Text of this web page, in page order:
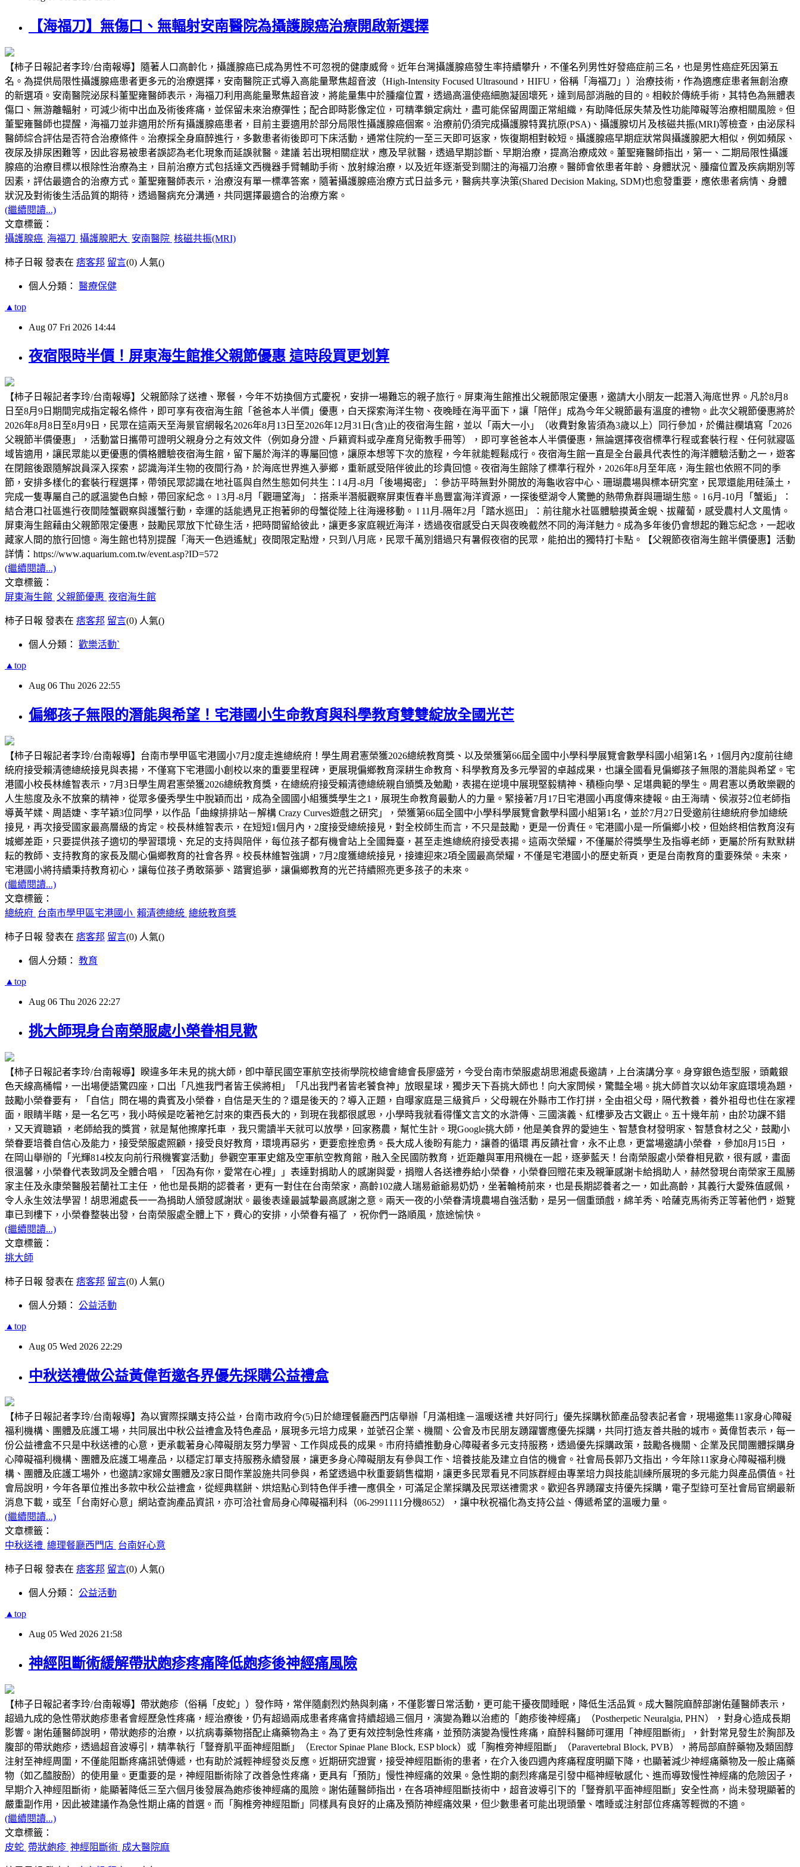
【海福刀】無傷口、無輻射安南醫院為攝護腺癌治療開啟新選擇
【柿子日報記者李玲/台南報導】隨著人口高齡化，攝護腺癌已成為男性不可忽視的健康威脅。近年台灣攝護腺癌發生率持續攀升，不僅名列男性好發癌症前三名，也是男性癌症死因第五
名。為提供局限性攝護腺癌患者更多元的治療選擇，安南醫院正式導入高能量聚焦超音波（High-Intensity Focused Ultrasound，HIFU，俗稱「海福刀」）治療技術，作為適應症患者無創治療
的新選項。安南醫院泌尿科董聖雍醫師表示，海福刀利用高能量聚焦超音波，將能量集中於腫瘤位置，透過高溫使癌細胞凝固壞死，達到局部消融的目的。相較於傳統手術，其特色為無體表
傷口、無游離輻射，可減少術中出血及術後疼痛，並保留未來治療彈性；配合即時影像定位，可精準鎖定病灶，盡可能保留周圍正常組織，有助降低尿失禁及性功能障礙等治療相關風險。但
董聖雍醫師也提醒，海福刀並非適用於所有攝護腺癌患者，目前主要適用於部分局限性攝護腺癌個案。治療前仍須完成攝護腺特異抗原(PSA)、攝護腺切片及核磁共振(MRI)等檢查，由泌尿科
醫師綜合評估是否符合治療條件。治療採全身麻醉進行，多數患者術後即可下床活動，通常住院約一至三天即可返家，恢復期相對較短。攝護腺癌早期症狀常與攝護腺肥大相似，例如頻尿、
夜尿及排尿困難等，因此容易被患者誤認為老化現象而延誤就醫。建議 若出現相關症狀，應及早就醫，透過早期診斷、早期治療，提高治療成效。董聖雍醫師指出，第一、二期局限性攝護
腺癌的治療目標以根除性治療為主，目前治療方式包括達文西機器手臂輔助手術、放射線治療，以及近年逐漸受到關注的海福刀治療。醫師會依患者年齡、身體狀況、腫瘤位置及疾病期別等
因素，評估最適合的治療方式。董聖雍醫師表示，治療沒有單一標準答案，隨著攝護腺癌治療方式日益多元，醫病共享決策(Shared Decision Making, SDM)也愈發重要，應依患者病情、身體
狀況及對術後生活品質的期待，透過醫病充分溝通，共同選擇最適合的治療方案。
(繼續閱讀...)
文章標籤：
攝護腺癌 海福刀 攝護腺肥大 安南醫院 核磁共振(MRI)
柿子日報 發表在 痞客邦 留言(0) 人氣()
個人分類： 醫療保健
▲top
Aug 07 Fri 2026 14:44
夜宿限時半價！屏東海生館推父親節優惠 這時段買更划算
【柿子日報記者李玲/台南報導】父親節除了送禮、聚餐，今年不妨換個方式慶祝，安排一場難忘的親子旅行。屏東海生館推出父親節限定優惠，邀請大小朋友一起潛入海底世界。凡於8月8
日至8月9日期間完成指定報名條件，即可享有夜宿海生館「爸爸本人半價」優惠，白天探索海洋生物、夜晚睡在海平面下，讓「陪伴」成為今年父親節最有溫度的禮物。此次父親節優惠將於
2026年8月8日至8月9日，民眾在這兩天至海景官網報名2026年8月13日至2026年12月31日(含)止的夜宿海生館，並以「兩大一小」（收費對象皆須為3歲以上）同行參加，於備註欄填寫「2026
父親節半價優惠」，活動當日攜帶可證明父親身分之有效文件（例如身分證、戶籍資料或孕產育兒衛教手冊等），即可享爸爸本人半價優惠，無論選擇夜宿標準行程或套裝行程、任何就寢區
域皆適用，讓民眾能以更優惠的價格體驗夜宿海生館，留下屬於海洋的專屬回憶，讓原本想等下次的旅程，今年就能輕鬆成行。夜宿海生館一直是全台最具代表性的海洋體驗活動之一，遊客
在閉館後跟隨解說員深入探索，認識海洋生物的夜間行為，於海底世界進入夢鄉，重新感受陪伴彼此的珍貴回憶。夜宿海生館除了標準行程外，2026年8月至年底，海生館也依照不同的季
節，安排多樣化的套裝行程選擇，帶領民眾認識在地社區與自然生態如何共生：l 4月-8月「後場揭密」：參訪平時無對外開放的海龜收容中心、珊瑚農場與標本研究室，民眾還能用硅藻土，
完成一隻專屬自己的感溫變色白鯨，帶回家紀念。 l 3月-8月「觀珊望海」：搭乘半潛艇觀察屏東恆春半島豐富海洋資源，一探後壁湖令人驚艷的熱帶魚群與珊瑚生態。 l 6月-10月「蟹逅」：
結合港口社區進行夜間陸蟹觀察與護蟹行動，幸運的話能遇見正抱著卵的母蟹從陸上往海邊移動。 l 11月-隔年2月「踏水巡田」：前往龍水社區體驗摸黃金蜆、拔蘿蔔，感受農村人文風情。
屏東海生館藉由父親節限定優惠，鼓勵民眾放下忙碌生活，把時間留給彼此，讓更多家庭親近海洋，透過夜宿感受白天與夜晚截然不同的海洋魅力。成為多年後仍會想起的難忘紀念，一起收
藏家人間的旅行回憶。海生館也特別提醒「海天一色逍遙魷」夜間限定點燈，只到八月底，民眾千萬別錯過只有暑假夜宿的民眾，能拍出的獨特打卡點。【父親節夜宿海生館半價優惠】活動
詳情：https://www.aquarium.com.tw/event.asp?ID=572
(繼續閱讀...)
文章標籤：
屏東海生館 父親節優惠 夜宿海生館
柿子日報 發表在 痞客邦 留言(0) 人氣()
個人分類： 歡樂活動ˋ
▲top
Aug 06 Thu 2026 22:55
偏鄉孩子無限的潛能與希望！宅港國小生命教育與科學教育雙雙綻放全國光芒
【柿子日報記者李玲/台南報導】台南市學甲區宅港國小7月2度走進總統府！學生周君憲榮獲2026總統教育獎、以及榮獲第66屆全國中小學科學展覽會數學科國小組第1名，1個月內2度前往總
統府接受賴清德總統接見與表揚，不僅寫下宅港國小創校以來的重要里程碑，更展現偏鄉教育深耕生命教育、科學教育及多元學習的卓越成果，也讓全國看見偏鄉孩子無限的潛能與希望。宅
港國小校長林維智表示，7月3日學生周君憲榮獲2026總統教育獎，在總統府接受賴清德總統親自頒獎及勉勵，表揚在逆境中展現堅毅精神、積極向學、足堪典範的學生。周君憲以勇敢樂觀的
人生態度及永不放棄的精神，從眾多優秀學生中脫穎而出，成為全國國小組獲獎學生之1，展現生命教育最動人的力量。緊接著7月17日宅港國小再度傳來捷報。由王海晴、侯淑芬2位老師指
導黃芊媃、周語婕、李芊穎3位同學，以作品「曲線排排站－解構 Crazy Curves遊戲之研究」，榮獲第66屆全國中小學科學展覽會數學科國小組第1名，並於7月27日受邀前往總統府參加總統
接見，再次接受國家最高層級的肯定。校長林維智表示，在短短1個月內，2度接受總統接見，對全校師生而言，不只是鼓勵，更是一份責任。宅港國小是一所偏鄉小校，但始終相信教育沒有
城鄉差距，只要提供孩子適切的學習環境、充足的支持與陪伴，每位孩子都有機會站上全國舞臺，甚至走進總統府接受表揚。這兩次榮耀，不僅屬於得獎學生及指導老師，更屬於所有默默耕
耘的教師、支持教育的家長及關心偏鄉教育的社會各界。校長林維智強調，7月2度獲總統接見，接連迎來2項全國最高榮耀，不僅是宅港國小的歷史新頁，更是台南教育的重要殊榮。未來，
宅港國小將持續秉持教育初心，讓每位孩子勇敢築夢、踏實追夢，讓偏鄉教育的光芒持續照亮更多孩子的未來。
(繼續閱讀...)
文章標籤：
總統府 台南市學甲區宅港國小 賴清德總統 總統教育獎
柿子日報 發表在 痞客邦 留言(0) 人氣()
個人分類： 教育
▲top
Aug 06 Thu 2026 22:27
挑大師現身台南榮服處小榮眷相見歡
【柿子日報記者李玲/台南報導】睽違多年未見的挑大師，卽中華民國空軍航空技術學院校總會總會長廖盛芳，今受台南市榮服處胡思湘處長邀請，上台演講分享。身穿銀色造型服，頭戴銀
色天線高桶帽，一出場便語驚四座，口出「凡進我門者皆王侯將相」「凡出我門者皆老饕食神」放眼星球，獨步天下吾挑大師也！向大家問候，驚豔全場。挑大師首次以幼年家庭環境為題，
鼓勵小榮眷要有，「自信」問在場的貴賓及小榮眷，自信是天生的？還是後天的？導入正題，自曝家庭是三級貧戶，父母親在外縣市工作打拼，全由祖父母，隔代教養，養外祖母也住在家裡
面，眼睛半瞎，是一名乞丐，我小時候是吃著祂乞討來的東西長大的，到現在我都很感恩，小學時我就看得懂文言文的水滸傳、三國演義、紅樓夢及古文觀止。五十幾年前，由於功課不錯
，又天資聰穎 ，老師給我的獎賞，就是幫他擦摩托車 ，我只需讀半天就可以放學，回家務農，幫忙生計。現Google挑大師，他是美食界的愛迪生、智慧食材發明家、智慧食材之父，鼓勵小
榮眷要培養自信心及能力，接受榮服處照顧，接受良好教育，環境再惡劣，更要愈挫愈勇。長大成人後盼有能力，讓善的循環 再反饋社會，永不止息，更當場邀請小榮眷 ，參加8月15日 ，
在岡山舉辦的「光輝814校友向前行飛機饗宴活動」參觀空軍軍史舘及空軍航空教育館，融入全民國防教育，近距離與軍用飛機在一起，逐夢藍天！台南榮服處小榮眷相見歡，很有感，畫面
很溫馨，小榮眷代表致詞及全體合唱，「因為有你，愛常在心裡」」表達對捐助人的感謝與愛，捐贈人各送禮券給小榮眷，小榮眷回贈花束及親筆感謝卡給捐助人，赫然發現台南榮家王風勝
家主任及永康榮醫殷若蘭社工主任 ，他也是長期的認養者，更有一對住在台南榮家，高齡102歲人瑞易爺爺易奶奶，坐著輪椅前來，也是長期認養者之一，如此高齡，其義行大愛殊值感佩，
令人永生效法學習！胡思湘處長一一為捐助人頒發感謝狀。最後表達最誠摯最高感謝之意。兩天一夜的小榮眷清境農場自強活動，是另一個重頭戲，綿羊秀、哈薩克馬術秀正等著他們，遊覽
車已到樓下，小榮眷整裝出發，台南榮服處全體上下，費心的安排，小榮眷有福了 ，祝你們一路順風，旅途愉快。
(繼續閱讀...)
文章標籤：
挑大師
柿子日報 發表在 痞客邦 留言(0) 人氣()
個人分類： 公益活動
▲top
Aug 05 Wed 2026 22:29
中秋送禮做公益黃偉哲邀各界優先採購公益禮盒
【柿子日報記者李玲/台南報導】為以實際採購支持公益，台南市政府今(5)日於總理餐廳西門店舉辦「月滿相逢－溫暖送禮 共好同行」優先採購秋節產品發表記者會，現場邀集11家身心障礙
福利機構、團體及庇護工場，共同展出中秋公益禮盒及特色產品，展現多元培力成果，並號召企業、機關、公會及市民朋友踴躍響應優先採購，共同打造友善共融的城市。黃偉哲表示，每一
份公益禮盒不只是中秋送禮的心意，更承載著身心障礙朋友努力學習、工作與成長的成果。市府持續推動身心障礙者多元支持服務，透過優先採購政策，鼓勵各機關、企業及民間團體採購身
心障礙福利機構、團體及庇護工場產品，以穩定訂單支持服務永續發展，讓更多身心障礙朋友有參與工作、培養技能及建立自信的機會。社會局長郭乃文指出，今年除11家身心障礙福利機
構、團體及庇護工場外，也邀請2家婦女團體及2家日間作業設施共同參與，希望透過中秋重要銷售檔期，讓更多民眾看見不同族群經由專業培力與技能訓練所展現的多元能力與產品價值。社
會局說明，今年各單位推出多款中秋公益禮盒，從經典糕餅、烘焙點心到特色伴手禮一應俱全，可滿足企業採購及民眾送禮需求。歡迎各界踴躍支持優先採購，電子型錄可至社會局官網最新
消息下載，或至「台南好心意」網站查詢產品資訊，亦可洽社會局身心障礙福利科（06-2991111分機8652），讓中秋祝福化為支持公益、傳遞希望的溫暖力量。
(繼續閱讀...)
文章標籤：
中秋送禮 總理餐廳西門店 台南好心意
柿子日報 發表在 痞客邦 留言(0) 人氣()
個人分類： 公益活動
▲top
Aug 05 Wed 2026 21:58
神經阻斷術緩解帶狀皰疹疼痛降低皰疹後神經痛風險
【柿子日報記者李玲/台南報導】帶狀皰疹（俗稱「皮蛇」）發作時，常伴隨劇烈灼熱與刺痛，不僅影響日常活動，更可能干擾夜間睡眠，降低生活品質。成大醫院麻醉部謝佑蓮醫師表示，
超過九成的急性帶狀皰疹患者會經歷急性疼痛，經治療後，仍有超過兩成患者疼痛會持續超過三個月，演變為難以治癒的「皰疹後神經痛」（Postherpetic Neuralgia, PHN），對身心造成長期
影響。謝佑蓮醫師說明，帶狀皰疹的治療，以抗病毒藥物搭配止痛藥物為主。為了更有效控制急性疼痛，並預防演變為慢性疼痛，麻醉科醫師可運用「神經阻斷術」，針對常見發生於胸部及
腹部的帶狀皰疹，透過超音波導引，精準執行「豎脊肌平面神經阻斷」（Erector Spinae Plane Block, ESP block）或「胸椎旁神經阻斷」（Paravertebral Block, PVB），將局部麻醉藥物及類固醇
注射至神經周圍，不僅能阻斷疼痛訊號傳遞，也有助於減輕神經發炎反應。近期研究證實，接受神經阻斷術的患者，在介入後四週內疼痛程度明顯下降，也顯著減少神經痛藥物及一般止痛藥
物（如乙醯胺酚）的使用量。更重要的是，神經阻斷術除了改善急性疼痛，更具有「預防」慢性神經痛的效果。急性期的劇烈疼痛是引發中樞神經敏感化、進而導致慢性神經痛的危險因子，
早期介入神經阻斷術，能顯著降低三至六個月後發展為皰疹後神經痛的風險。謝佑蓮醫師指出，在各項神經阻斷技術中，超音波導引下的「豎脊肌平面神經阻斷」安全性高，尚未發現顯著的
嚴重副作用，因此被建議作為急性期止痛的首選。而「胸椎旁神經阻斷」同樣具有良好的止痛及預防神經痛效果，但少數患者可能出現頭暈、嗜睡或注射部位疼痛等輕微的不適。
(繼續閱讀...)
文章標籤：
皮蛇 帶狀皰疹 神經阻斷術 成大醫院麻